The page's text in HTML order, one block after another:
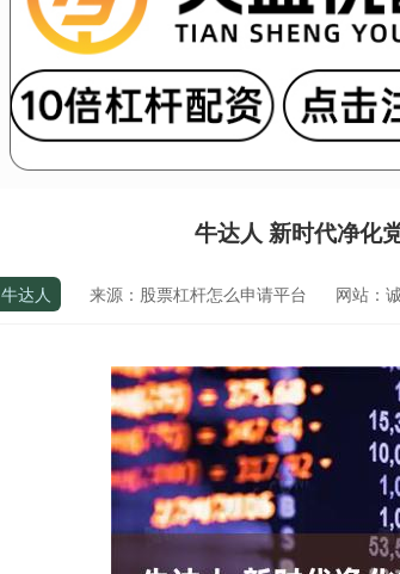
牛达人 新时代净化
牛达人 来源：股票杠杆怎么申请平台 网站：